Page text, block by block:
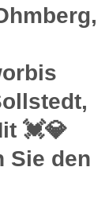
💓️💎
Sie den